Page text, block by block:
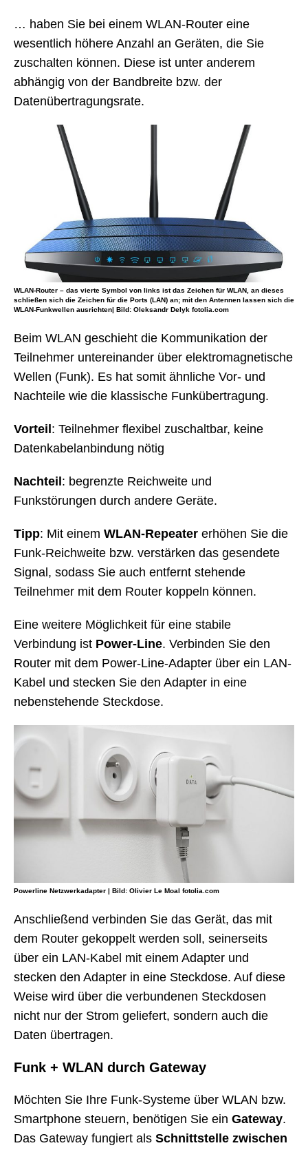
… haben Sie bei einem WLAN-Router eine
wesentlich höhere Anzahl an Geräten, die Sie
zuschalten können. Diese ist unter anderem
abhängig von der Bandbreite bzw. der
Datenübertragungsrate.
WLAN-Router – das vierte Symbol von links ist das Zeichen für WLAN, an dieses
schließen sich die Zeichen für die Ports (LAN) an; mit den Antennen lassen sich die
WLAN-Funkwellen ausrichten| Bild: Oleksandr Delyk fotolia.com
Beim WLAN geschieht die Kommunikation der
Teilnehmer untereinander über elektromagnetische
Wellen (Funk). Es hat somit ähnliche Vor- und
Nachteile wie die klassische Funkübertragung.
Vorteil: Teilnehmer flexibel zuschaltbar, keine
Datenkabelanbindung nötig
Nachteil: begrenzte Reichweite und
Funkstörungen durch andere Geräte.
Tipp: Mit einem WLAN-Repeater erhöhen Sie die
Funk-Reichweite bzw. verstärken das gesendete
Signal, sodass Sie auch entfernt stehende
Teilnehmer mit dem Router koppeln können.
Eine weitere Möglichkeit für eine stabile
Verbindung ist Power-Line. Verbinden Sie den
Router mit dem Power-Line-Adapter über ein LAN-
Kabel und stecken Sie den Adapter in eine
nebenstehende Steckdose.
Powerline Netzwerkadapter | Bild: Olivier Le Moal fotolia.com
Anschließend verbinden Sie das Gerät, das mit
dem Router gekoppelt werden soll, seinerseits
über ein LAN-Kabel mit einem Adapter und
stecken den Adapter in eine Steckdose. Auf diese
Weise wird über die verbundenen Steckdosen
nicht nur der Strom geliefert, sondern auch die
Daten übertragen.
Funk + WLAN durch Gateway
Möchten Sie Ihre Funk-Systeme über WLAN bzw.
Smartphone steuern, benötigen Sie ein Gateway.
Das Gateway fungiert als Schnittstelle zwischen